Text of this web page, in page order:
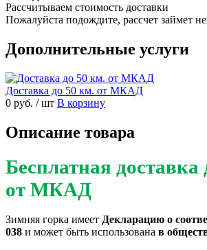
Рассчитываем стоимость доставки
Пожалуйста подождите, рассчет займет
Дополнительные услуги
Доставка до 50 км. от МКАД
0 руб. / шт В корзину
Описание товара
Бесплатная доставка
от МКАД
Зимняя горка имеет Декларацию о
038 и может быть использована в